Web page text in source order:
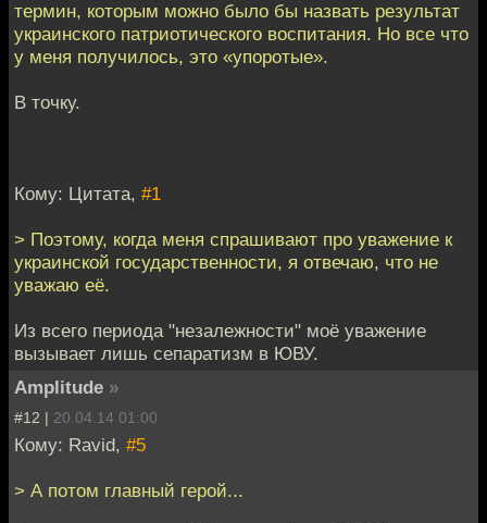
термин, которым можно было бы назвать результат
украинского патриотического воспитания. Но все что
у меня получилось, это «упоротые».
В точку.
Кому: Цитата, #1
> Поэтому, когда меня спрашивают про уважение к
украинской государственности, я отвечаю, что не
уважаю её.
Из всего периода "незалежности" моё уважение
вызывает лишь сепаратизм в ЮВУ.
Amplitude »
#12 | 20.04.14 01:00
Кому: Ravid, #5
> А потом главный герой...